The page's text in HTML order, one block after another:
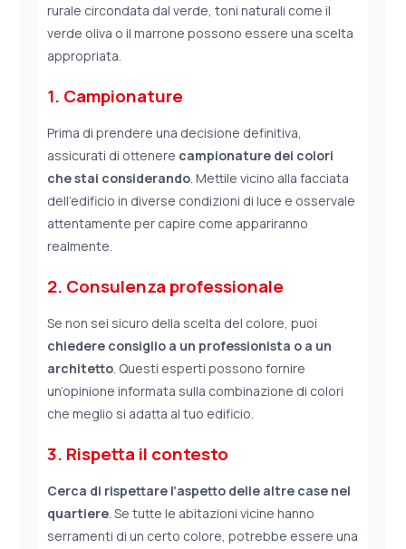
rurale circondata dal verde, toni naturali come il
verde oliva o il marrone possono essere una scelta
appropriata.
1. Campionature
Prima di prendere una decisione definitiva,
assicurati di ottenere campionature dei colori
che stai considerando. Mettile vicino alla facciata
dell’edificio in diverse condizioni di luce e osservale
attentamente per capire come appariranno
realmente.
2. Consulenza professionale
Se non sei sicuro della scelta del colore, puoi
chiedere consiglio a un professionista o a un
architetto. Questi esperti possono fornire
un’opinione informata sulla combinazione di colori
che meglio si adatta al tuo edificio.
3. Rispetta il contesto
Cerca di rispettare l’aspetto delle altre case nel
quartiere. Se tutte le abitazioni vicine hanno
serramenti di un certo colore, potrebbe essere una